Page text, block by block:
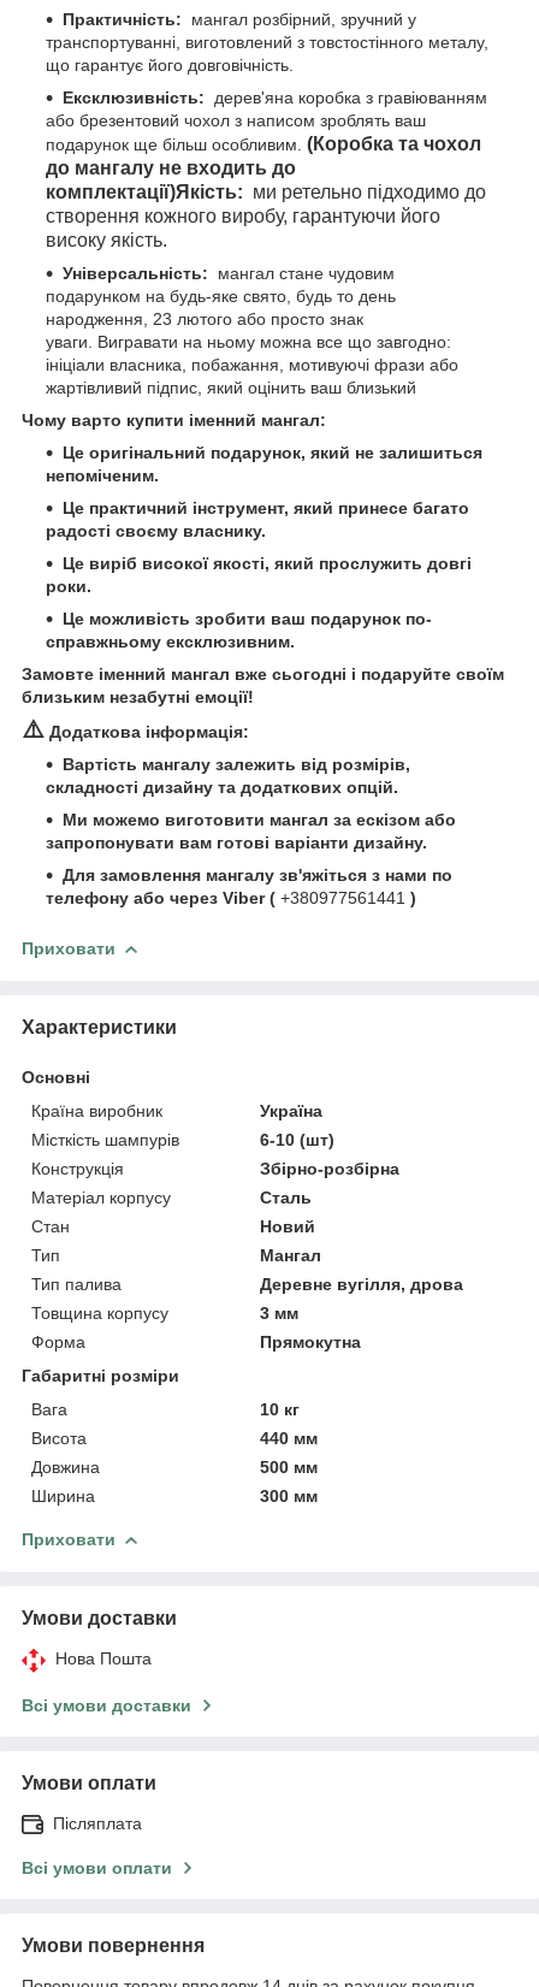
Практичність: мангал розбірний, зручний у
транспортуванні, виготовлений з товстостінного металу,
що гарантує його довговічність.
Ексклюзивність: дерев'яна коробка з гравіюванням
або брезентовий чохол з написом зроблять ваш
подарунок ще більш особливим. (Коробка та чохол
до мангалу не входить до
комплектації)Якість: ми ретельно підходимо до
створення кожного виробу, гарантуючи його
високу якість.
Універсальність: мангал стане чудовим
подарунком на будь-яке свято, будь то день
народження, 23 лютого або просто знак
уваги. Вигравати на ньому можна все що завгодно:
ініціали власника, побажання, мотивуючі фрази або
жартівливий підпис, який оцінить ваш близький
Чому варто купити іменний мангал:
Це оригінальний подарунок, який не залишиться
непоміченим.
Це практичний інструмент, який принесе багато
радості своєму власнику.
Це виріб високої якості, який прослужить довгі
роки.
Це можливість зробити ваш подарунок по-
справжньому ексклюзивним.
Замовте іменний мангал вже сьогодні і подаруйте своїм
близьким незабутні емоції!
⚠️ Додаткова інформація:
Вартість мангалу залежить від розмірів,
складності дизайну та додаткових опцій.
Ми можемо виготовити мангал за ескізом або
запропонувати вам готові варіанти дизайну.
Для замовлення мангалу зв'яжіться з нами по
телефону або через Viber ( +380977561441 )
Приховати
Характеристики
Основні
Країна виробник
Україна
Місткість шампурів
6-10 (шт)
Конструкція
Збірно-розбірна
Матеріал корпусу
Сталь
Стан
Новий
Тип
Мангал
Тип палива
Деревне вугілля, дрова
Товщина корпусу
3 мм
Форма
Прямокутна
Габаритні розміри
Вага
10 кг
Висота
440 мм
Довжина
500 мм
Ширина
300 мм
Приховати
Умови доставки
Нова Пошта
Всі умови доставки
Умови оплати
Післяплата
Всі умови оплати
Умови повернення